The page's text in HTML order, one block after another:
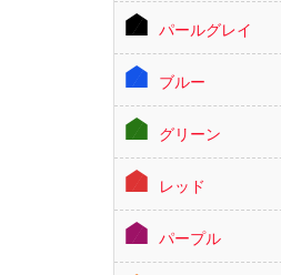
パールグレイ
ブルー
グリーン
レッド
パープル